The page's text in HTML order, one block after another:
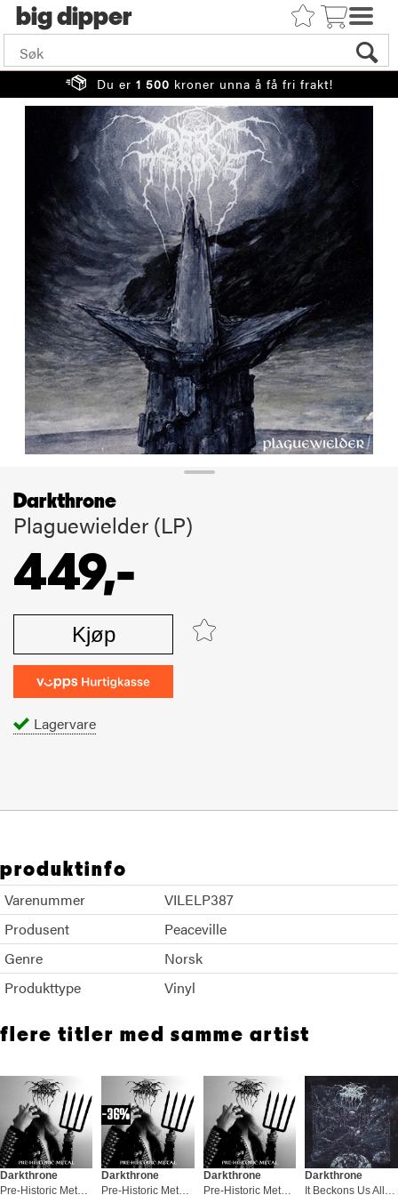
big
Du er 1 500 kroner unna å få fri frakt!
Darkthrone
Plaguewielder (LP)
449,-
Kjøp
Lagervare
produktinfo
Varenummer
VILELP387
Produsent
Peaceville
Genre
Norsk
Produkttype
Vinyl
flere titler med samme artist
Darkthrone
Pre-Historic Metal - LTD (LP)
36%
Darkthrone
Pre-Historic Metal (LP)
Darkthrone
Pre-Historic Metal - LTD (LP)
Darkthrone
It Beckons Us All - Deluxe Box (LP+CD)